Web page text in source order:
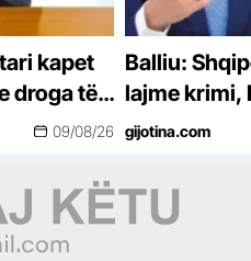
kapet
droga të
dhe pas
09/08/26
Balliu:
lajme krimi,
gijotina.com